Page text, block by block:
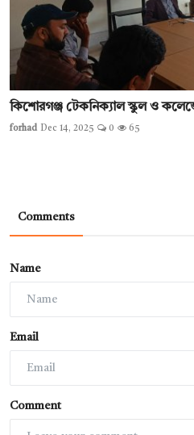
কিশোরগঞ্জ টেকনিক্যাল স্কুল ও
forhad Dec 14, 2025 0 65
Comments
Name
Email
Comment